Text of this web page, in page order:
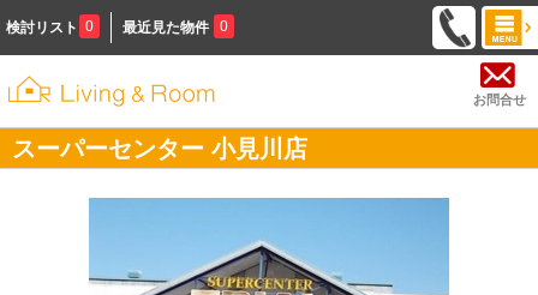
検討リスト 0 最近見た物件 0
お問合せ
スーパーセンター 小見川店